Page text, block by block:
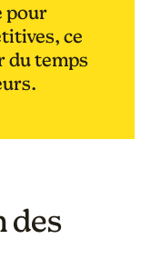
pour
ce
du temps
des